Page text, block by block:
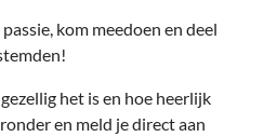
kom meedoen en deel
het is en hoe heerlijk
en meld je direct aan